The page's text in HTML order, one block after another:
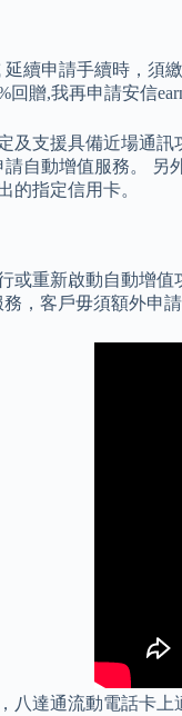
續申請手續時，須
贈,我再申請安信
及支援具備近場通
自動增值服務。
的指定信用卡。
或重新啟動自動增
，客戶毋須額外申請
八達通流動電話卡